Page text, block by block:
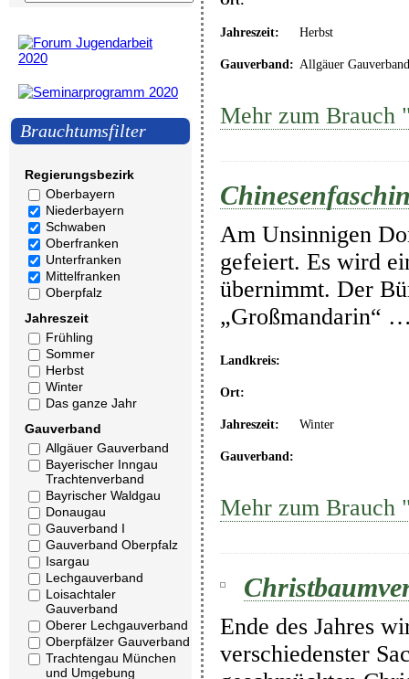
Brauchtumsfilter
Regierungsbezirk
Oberbayern
Niederbayern
Schwaben
Oberfranken
Unterfranken
Mittelfranken
Oberpfalz
Jahreszeit
Frühling
Sommer
Herbst
Winter
Das ganze Jahr
Gauverband
Allgäuer Gauverband
Bayerischer Inngau
Trachtenverband
Bayrischer Waldgau
Donaugau
Gauverband I
Gauverband Oberpfalz
Isargau
Lechgauverband
Loisachtaler
Gauverband
Oberer Lechgauverband
Oberpfälzer Gauverband
Trachtengau München
und Umgebung
Jahreszeit: Herbst
Gauverband: Allgäuer Gauverband
Mehr zum Brauch
Am Unsinnigen
gefeiert. Es wird
übernimmt. Der
„Großmandarin“
Landkreis:
Ort:
Jahreszeit: Winter
Gauverband:
Mehr zum Brauch
Ende des Jahres
verschiedenster